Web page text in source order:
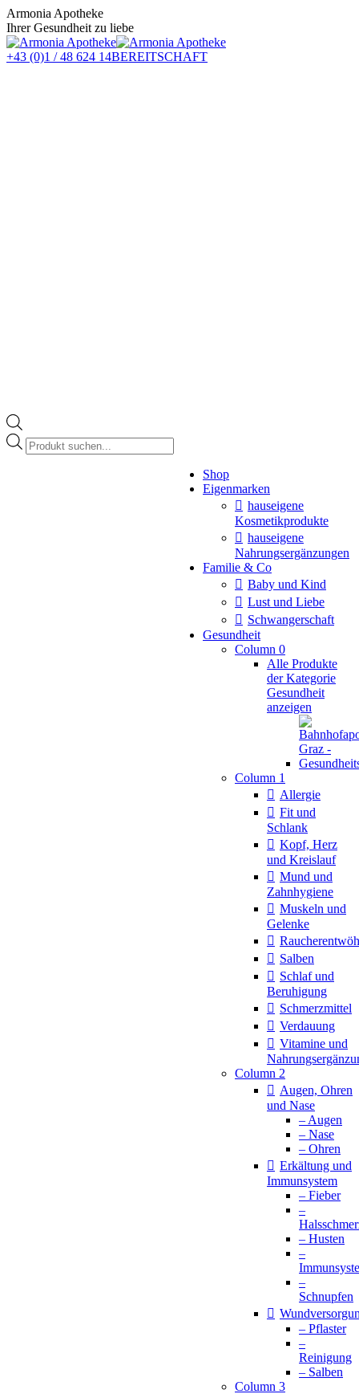
Zum
Inhalt
springen
Armonia Apotheke
Ihrer Gesundheit zu liebe
+43 (0)1 / 48 624 14BEREITSCHAFT
Products
search
Shop
Eigenmarken
hauseigene
Kosmetikprodukte
hauseigene
Nahrungsergänzungen
Familie & Co
Baby und Kind
Lust und Liebe
Schwangerschaft
Gesundheit
Column 0
Alle Produkte
der Kategorie
Gesundheit
anzeigen
Column 1
Allergie
Fit und
Schlank
Kopf, Herz
und Kreislauf
Mund und
Zahnhygiene
Muskeln und
Gelenke
Salben
Schlaf und
Beruhigung
Schmerzmittel
Verdauung
Vitamine und
Column 2
Augen, Ohren
und Nase
– Augen
– Nase
– Ohren
Erkältung und
Immunsystem
– Fieber
–
– Husten
–
–
Schnupfen
– Pflaster
–
Reinigung
– Salben
Column 3